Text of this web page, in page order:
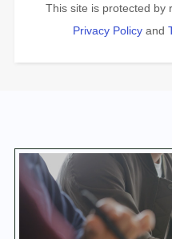
This site is protected by
Privacy Policy and